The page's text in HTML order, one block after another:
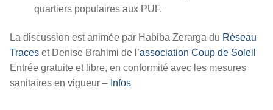
quartiers populaires aux PUF.
La discussion est animée par Habiba Zerarga du Réseau
Traces et Denise Brahimi de l’association Coup de Soleil
Entrée gratuite et libre, en conformité avec les mesures
sanitaires en vigueur – Infos